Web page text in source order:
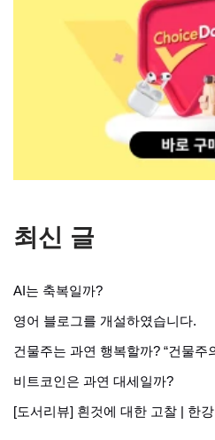
최신 글
AI는 축복일까?
영어 블로그를 개설하였습니다.
건물주는 과연 행복할까? “건물주
비트코인은 과연 대세일까?
[도서리뷰] 흰것에 대한 고찰 | 한